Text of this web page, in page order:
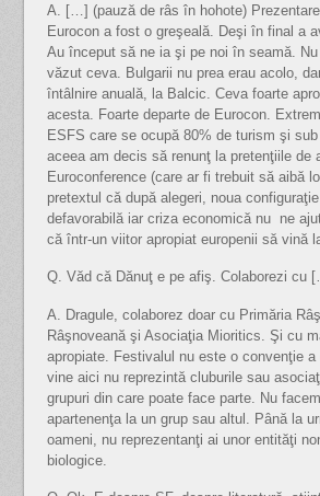
A. […] (pauză de râs în hohote)
Eurocon a fost o greşeală. Deşi în final a
Au început să ne ia şi pe noi în seamă.
văzut ceva. Bulgarii nu prea erau acolo,
întâlnire anuală, la Balcic. Ceva foarte
acesta. Foarte departe de Eurocon.
ESFS care se ocupă 80% de turism şi
aceea am decis să renunţ la pretenţiile de
Euroconference (care ar fi trebuit să aibă
pretextul că după alegeri, noua
defavorabilă iar criza economică nu ne
că într-un viitor apropiat europenii să vină
Q. Văd că Dănuţ e pe afiş. Colaborezi cu
A. Dragule, colaborez doar cu Primăria
Râşnoveană şi Asociaţia Mioritics. Şi cu
apropiate. Festivalul nu este o convenţie a
vine aici nu reprezintă cluburile sau
grupuri din care poate face parte. Nu
apartenenţa la un grup sau altul. Până la
oameni, nu reprezentanţi ai unor entităţi
biologice.